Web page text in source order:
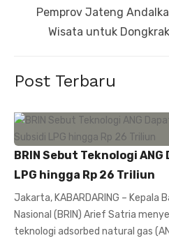
NextPemprov Jateng
Wisata untuk
Post Terbaru
BRIN Sebut Teknologi
LPG hingga Rp 26 Triliun
Jakarta, KABARDARING – Kepala
Nasional (BRIN) Arief Satria
teknologi adsorbed natural gas